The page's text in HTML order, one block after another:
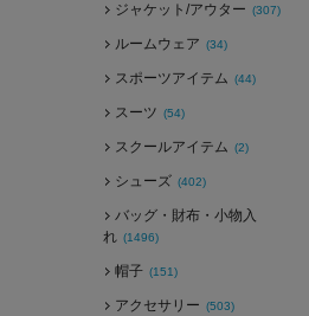
ジャケット/アウター (307)
ルームウェア (34)
スポーツアイテム (44)
スーツ (54)
スクールアイテム (2)
シューズ (402)
バッグ・財布・小物入
れ (1496)
帽子 (151)
アクセサリー (503)